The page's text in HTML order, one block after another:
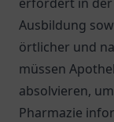
Ausbildung
örtlicher und
müssen
absolvieren,
Pharmazie